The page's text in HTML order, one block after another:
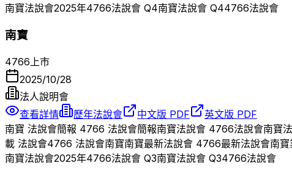
南寶法說會2025年4766法說會 Q4南寶法說會 Q44766法說會
南寶
4766 上市
2025/10/28
法人說明會
查看詳情
歷年法說會 中文版 PDF
英文版 PDF
南寶 法說會簡報 4766 法說會簡報南寶法說會 4766法說會南寶
載 法說會4766 法說會南寶南寶最新法說會 4766最新法說會南寶
南寶法說會2025年4766法說會 Q3南寶法說會 Q34766法說會